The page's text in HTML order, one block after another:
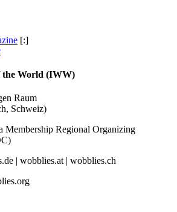
[:]
World (IWW)
Raum
Schweiz)
Membership Regional Organizing
| wobblies.at | wobblies.ch